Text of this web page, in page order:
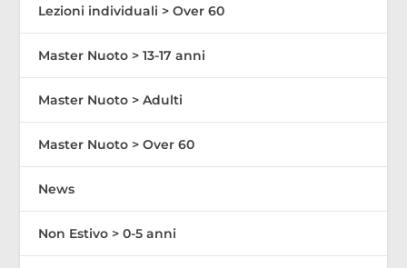
Lezioni individuali > Over 60
Master Nuoto > 13-17 anni
Master Nuoto > Adulti
Master Nuoto > Over 60
News
Non Estivo > 0-5 anni